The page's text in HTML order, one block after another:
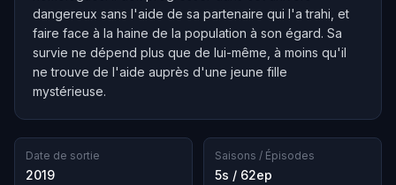
dangereux sans l'aide de sa partenaire qui l'a trahi, et
faire face à la haine de la population à son égard. Sa
survie ne dépend plus que de lui-même, à moins qu'il
ne trouve de l'aide auprès d'une jeune fille
mystérieuse.
Date de sortie
2019
Saisons / Épisodes
5s / 62ep